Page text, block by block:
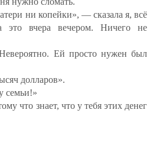
ни копейки», — сказала я, всё
это вчера вечером. Ничего не
Ей просто нужен был
долларов».
семьи!»
что знает, что у тебя этих денег